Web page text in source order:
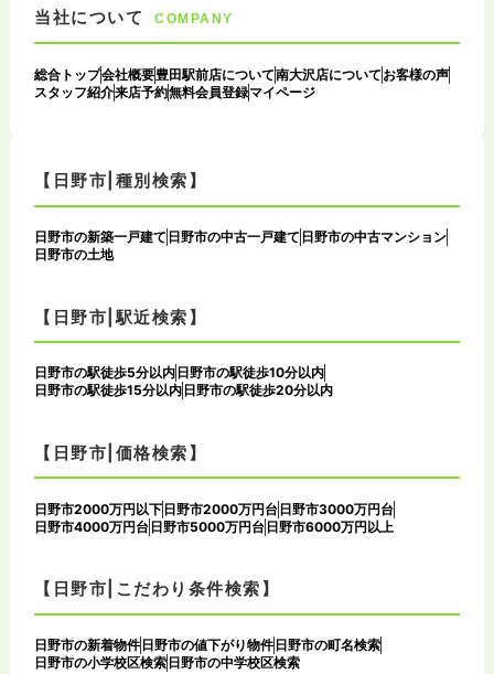
当社について COMPANY
総合トップ会社概要豊田駅前店について南大沢店について お客様の声
スタッフ紹介来店予約無料会員登録マイページ
【日野市|種別検索】
日野市の新築一戸建て 日野市の中古一戸建て 日野市の中古マンション
日野市の土地
【日野市|駅近検索】
日野市の駅徒歩5分以内 日野市の駅徒歩10分以内
日野市の駅徒歩15分以内 日野市の駅徒歩20分以内
【日野市|価格検索】
日野市2000万円以下日野市2000万円台日野市3000万円台
日野市4000万円台日野市5000万円台日野市6000万円以上
【日野市|こだわり条件検索】
日野市の新着物件 日野市の値下がり物件 日野市の町名検索
日野市の小学校区検索 日野市の中学校区検索